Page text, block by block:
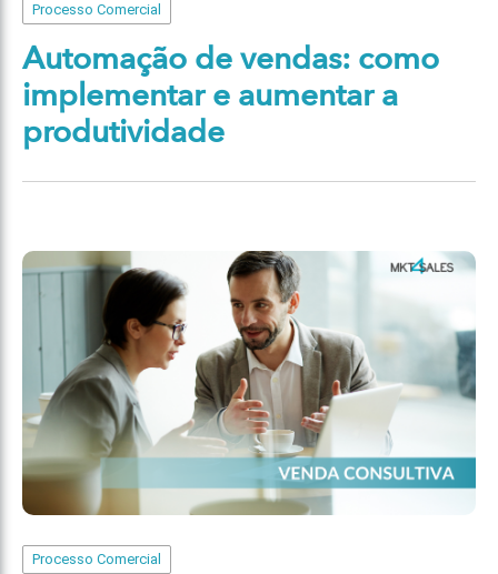
Processo Comercial
Automação de vendas: como
implementar e aumentar a
produtividade
Processo Comercial